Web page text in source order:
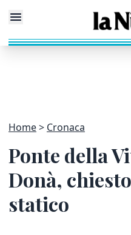
Home Cronaca
Ponte della
Donà,
statico